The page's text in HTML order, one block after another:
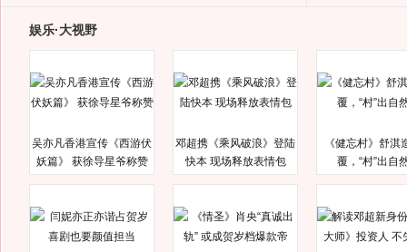
娱乐·大视野
吴亦凡香港宣传《西游伏
妖篇》 获徐导星爷称赞
邓超携《乘风破浪》登陆
快本 现场释放表情包
《健忘村》舒淇
覆，“村”出自